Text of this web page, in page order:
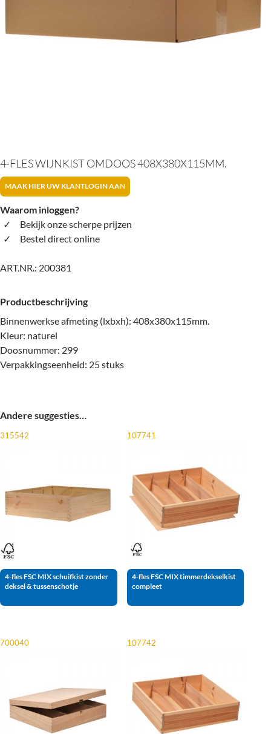
4-FLES WIJNKIST OMDOOS 408X380X115MM.
MAAK HIER UW KLANTLOGIN AAN
Waarom inloggen?
Bekijk onze scherpe prijzen
Bestel direct online
ART.NR.: 200381
Productbeschrijving
Binnenwerkse afmeting (lxbxh): 408x380x115mm.
Kleur: naturel
Doosnummer: 299
Verpakkingseenheid: 25 stuks
Andere suggesties…
315542
4-fles FSC MIX schuifkist zonder
deksel & tussenschotje
107741
4-fles FSC MIX timmerdekselkist
compleet
700040 107742